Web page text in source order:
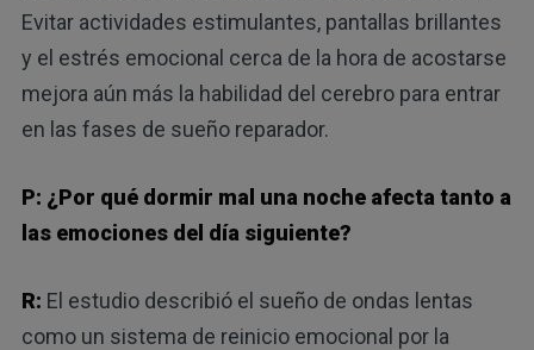
Evitar actividades estimulantes, pantallas brillantes
y el estrés emocional cerca de la hora de acostarse
mejora aún más la habilidad del cerebro para entrar
en las fases de sueño reparador.
P: ¿Por qué dormir mal una noche afecta tanto a
las emociones del día siguiente?
R: El estudio describió el sueño de ondas lentas
como un sistema de reinicio emocional por la